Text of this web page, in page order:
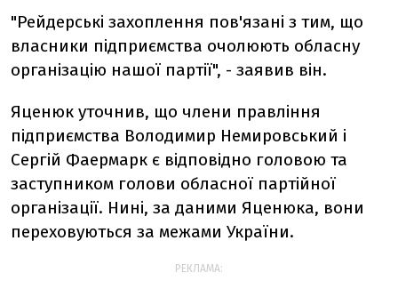
"Рейдерські захоплення пов'язані з тим, що
власники підприємства очолюють обласну
організацію нашої партії", - заявив він.
Яценюк уточнив, що члени правління
підприємства Володимир Немировський і
Сергій Фаермарк є відповідно головою та
заступником голови обласної партійної
організації. Нині, за даними Яценюка, вони
переховуються за межами України.
РЕКЛАМА: